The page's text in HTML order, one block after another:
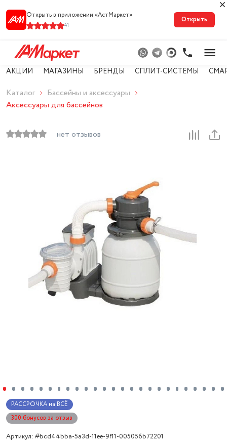
Открыть в приложении «АстМарке‪т‬»
41
Открыть
АКЦИИ МАГАЗИНЫ БРЕНДЫ СПЛИТ-СИСТЕМЫ
Каталог
Бассейны и аксессуары
Аксессуары для бассейнов
нет отзывов
РАССРОЧКА на ВСЁ
300 бонусов за отзыв
Артикул: #bcd44bba-5a3d-11ee-9f11-005056b72201